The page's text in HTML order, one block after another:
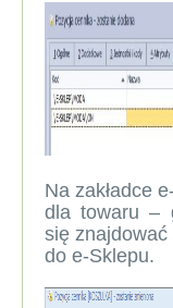
Na zakładce
dla towaru –
się znajdować
do e-Sklepu.